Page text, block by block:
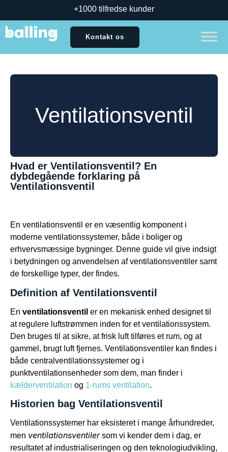
+1000 tilfredse kunder
Kontakt os
Ventilationsventil
Hvad er Ventilationsventil? En
dybdegående forklaring på
Ventilationsventil
En ventilationsventil er en væsentlig komponent i
moderne ventilationssystemer, både i boliger og
erhvervsmæssige bygninger. Denne guide vil give indsigt
i betydningen og anvendelsen af ventilationsventiler samt
de forskellige typer, der findes.
Definition af Ventilationsventil
En ventilationsventil er en mekanisk enhed designet til
at regulere luftstrømmen inden for et ventilationssystem.
Den bruges til at sikre, at frisk luft tilføres et rum, og at
gammel, brugt luft fjernes. Ventilationsventiler kan findes i
både centralventilationssystemer og i
punktventilationsenheder som dem, man finder i
kælderventilation og 1-rums ventilation.
Historien bag Ventilationsventil
Ventilationssystemer har eksisteret i mange århundreder,
men ventilationsventilersom vi kender dem i dag, er
resultatet af industrialiseringen og den teknologiudvikling,